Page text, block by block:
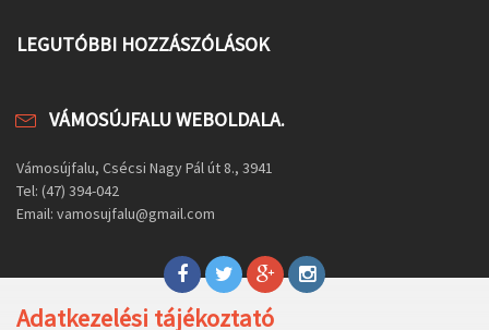
LEGUTÓBBI HOZZÁSZÓLÁSOK
VÁMOSÚJFALU WEBOLDALA.
Vámosújfalu, Csécsi Nagy Pál út 8., 3941
Tel: (47) 394-042
Email: vamosujfalu@gmail.com
Adatkezelési tájékoztató